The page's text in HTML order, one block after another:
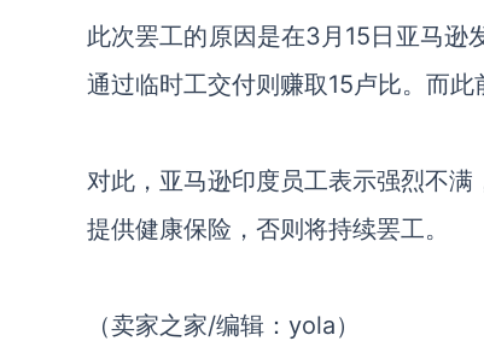
此次罢工的原因是在3月15日亚马逊
通过临时工交付则赚取15卢比。而此
对此，亚马逊印度员工表示强烈不
提供健康保险，否则将持续罢工。
（卖家之家/编辑：yola）